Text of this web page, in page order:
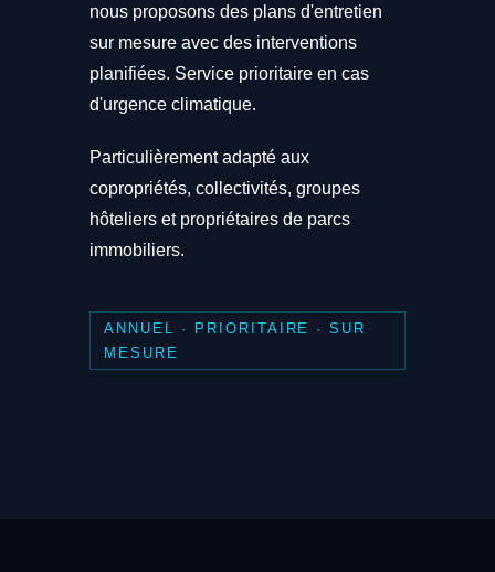
nous proposons des plans d'entretien
sur mesure avec des interventions
planifiées. Service prioritaire en cas
d'urgence climatique.
Particulièrement adapté aux
copropriétés, collectivités, groupes
hôteliers et propriétaires de parcs
immobiliers.
ANNUEL · PRIORITAIRE · SUR
MESURE